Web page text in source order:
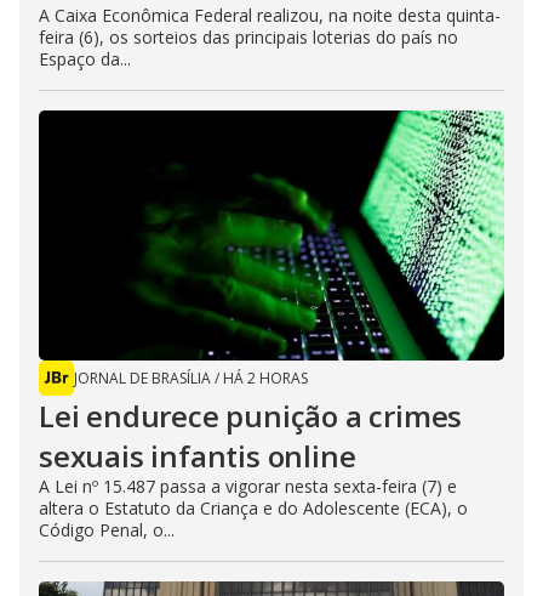
A Caixa Econômica Federal realizou, na noite desta quinta-
feira (6), os sorteios das principais loterias do país no
Espaço da...
JORNAL DE BRASÍLIA/ HÁ 2 HORAS
Lei endurece punição a crimes
sexuais infantis online
A Lei nº 15.487 passa a vigorar nesta sexta-feira (7) e
altera o Estatuto da Criança e do Adolescente (ECA), o
Código Penal, o...